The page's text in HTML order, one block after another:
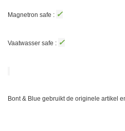
Magnetron safe : ✓
Vaatwasser safe : ✓
Bont & Blue gebruikt de originele artikel